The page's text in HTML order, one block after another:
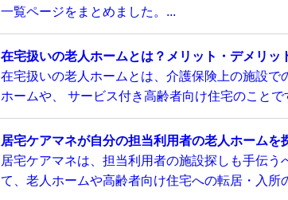
一覧ページをまとめました。...
在宅扱いの老人ホームとは？メリット・デメリッ
在宅扱いの老人ホームとは、介護保険上の施設
ホームや、 サービス付き高齢者向け住宅のことで
居宅ケアマネが自分の担当利用者の老人ホームを
居宅ケアマネは、担当利用者の施設探しも手伝
て、老人ホームや高齢者向け住宅への転居・入所